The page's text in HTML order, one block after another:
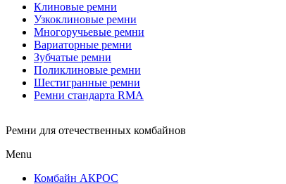
Клиновые ремни
Узкоклиновые ремни
Многоручьевые ремни
Вариаторные ремни
Зубчатые ремни
Поликлиновые ремни
Шестигранные ремни
Ремни стандарта RMA
Ремни для отечественных комбайнов
Menu
Комбайн АКРОС